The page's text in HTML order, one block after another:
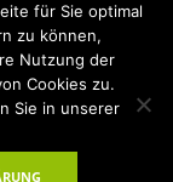
zwischen
ist es von der
dass
haben können.
die
Baldermnn - Ihr
für Sie optimal
zu können,
Nutzung der
Cookies zu.
Sie in unserer